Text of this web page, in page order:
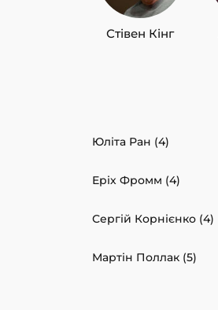
Стівен Кінг
Юліта Ран (4)
Еріх Фромм (4)
Сергій Корнієнко (4)
Мартін Поллак (5)